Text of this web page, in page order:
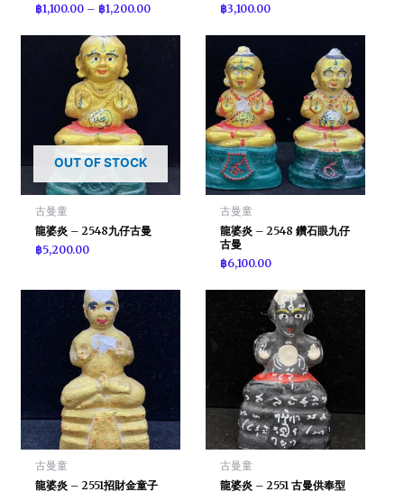
฿1,100.00 – ฿1,200.00
฿3,100.00
OUT OF STOCK
古曼童
龍婆炎 – 2548九仔古曼
฿5,200.00
古曼童
龍婆炎 – 2548 鑽石眼九仔
古曼
฿6,100.00
古曼童
龍婆炎 – 2551招財金童子
古曼童
龍婆炎 – 2551 古曼供奉型